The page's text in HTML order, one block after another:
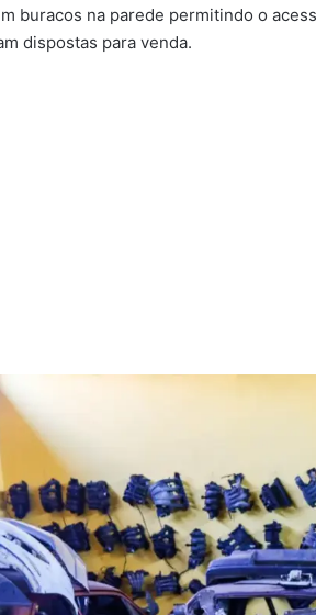
buracos na parede permitindo o
dispostas para venda.